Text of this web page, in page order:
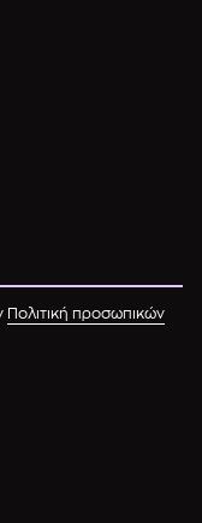
Πολιτική προσωπικών